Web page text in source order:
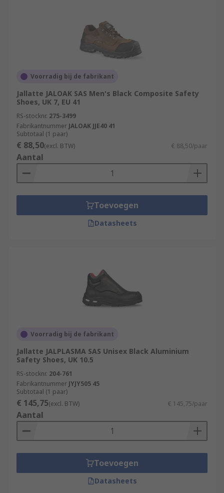
Voorradig bij de fabrikant
Jallatte JALOAK SAS Men's Black Composite Safety
Shoes, UK 7, EU 41
RS-stocknr. 275-3499
Fabrikantnummer JALOAK JJE40 41
Subtotaal (1 paar)
€ 88,50(excl. BTW) € 88,50/paar
Aantal
Toevoegen
Datasheets
Voorradig bij de fabrikant
Jallatte JALPLASMA SAS Unisex Black Aluminium
Safety Shoes, UK 10.5
RS-stocknr. 204-761
Fabrikantnummer JYJY505 45
Subtotaal (1 paar)
€ 145,75(excl. BTW) € 145,75/paar
Aantal
Toevoegen
Datasheets